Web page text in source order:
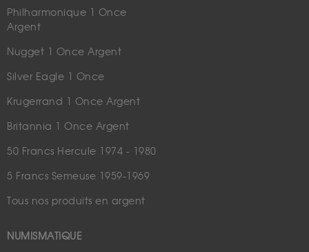
Philharmonique 1 Once
Argent
Nugget 1 Once Argent
Silver Eagle 1 Once
Krugerrand 1 Once Argent
Britannia 1 Once Argent
50 Francs Hercule 1974 - 1980
5 Francs Semeuse 1959-1969
Tous nos produits en argent
NUMISMATIQUE